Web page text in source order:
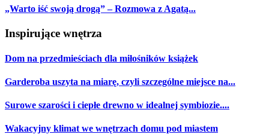
„Warto iść swoją drogą” – Rozmowa z Agatą...
Inspirujące wnętrza
Dom na przedmieściach dla miłośników książek
Garderoba uszyta na miarę, czyli szczególne miejsce na...
Surowe szarości i ciepłe drewno w idealnej symbiozie....
Wakacyjny klimat we wnętrzach domu pod miastem